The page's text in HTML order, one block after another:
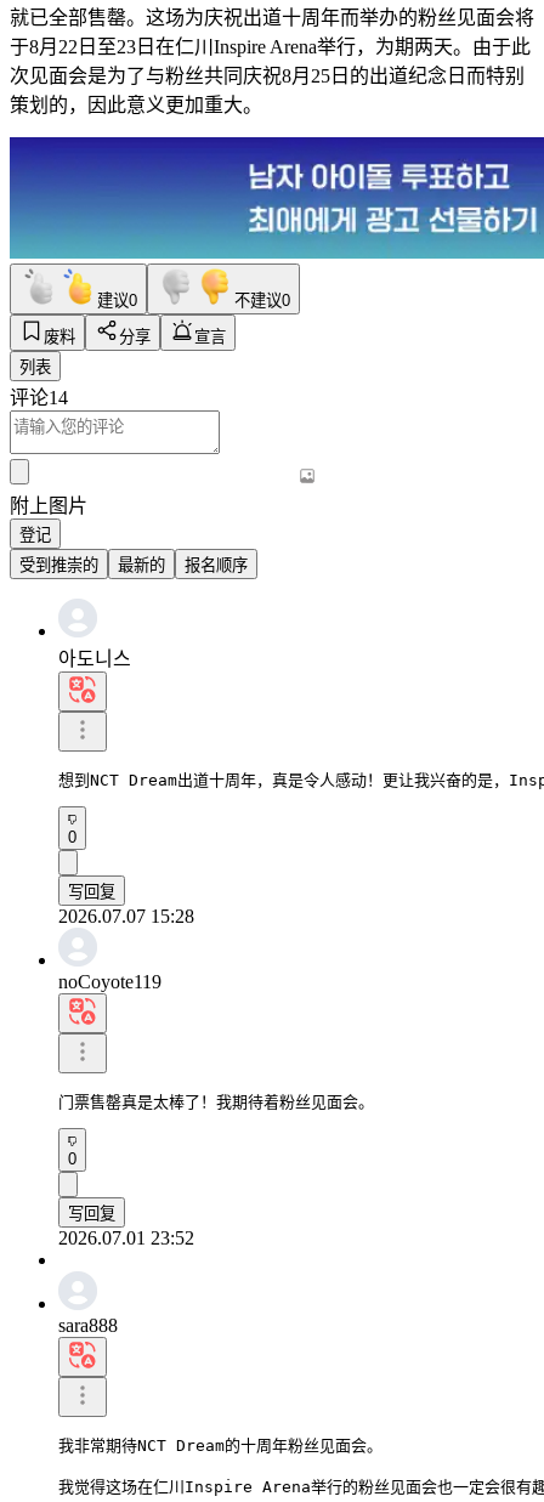
就已全部售罄。这场为庆祝出道十周年而举办的粉丝见面会将
于8月22日至23日在仁川Inspire Arena举行，为期两天。由于此
次见面会是为了与粉丝共同庆祝8月25日的出道纪念日而特别
策划的，因此意义更加重大。
建议0 不建议0
废料
分享
宣言
列表
评论14
附上图片
登记
受到推崇的
最新的 报名顺序
아도니스
想到NCT Dream出道十周年，真是令人感动！更让我兴奋的是，
0
写回复
2026.07.07 15:28
noCoyote119
门票售罄真是太棒了！我期待着粉丝见面会。
0
写回复
2026.07.01 23:52
sara888
我非常期待NCT Dream的十周年粉丝见面会。
我觉得这场在仁川Inspire Arena举行的粉丝见面会也一定会很有